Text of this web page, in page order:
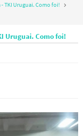
TKI Uruguai. Como foi!
Uruguai. Como foi!